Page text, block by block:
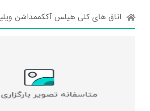
اتاق های کلی هیلس آککممداشن